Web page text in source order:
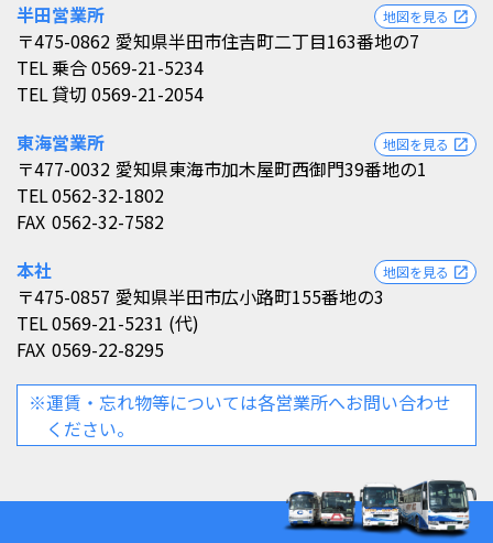
半田営業所
〒475-0862 愛知県半田市住吉町二丁目163番地の7
地図を見る open_in_new
TEL乗合 0569-21-5234
TEL貸切 0569-21-2054
東海営業所
〒477-0032 愛知県東海市加木屋町西御門39番地の1
地図を見る open_in_new
TEL0562-32-1802
FAX 0562-32-7582
本社
〒475-0857 愛知県半田市広小路町155番地の3
地図を見る open_in_new
TEL0569-21-5231 (代)
FAX 0569-22-8295
※運賃・忘れ物等については各営業所へお問い合わせ
ください。